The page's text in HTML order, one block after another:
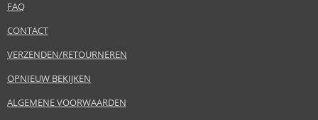
FAQ
CONTACT
VERZENDEN/RETOURNEREN
OPNIEUW BEKIJKEN
ALGEMENE VOORWAARDEN